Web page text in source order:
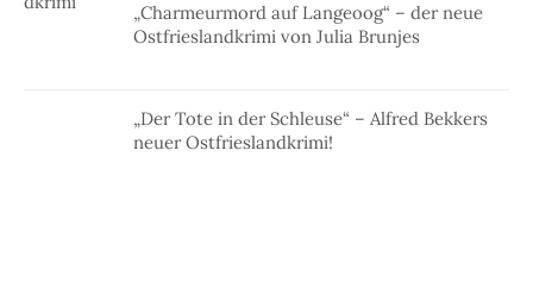
„Charmeurmord auf Langeoog“ – der neue
Ostfrieslandkrimi von Julia Brunjes
„Der Tote in der Schleuse“ – Alfred Bekkers
neuer Ostfrieslandkrimi!